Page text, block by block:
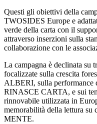
Questi gli obiettivi della
TWOSIDES Europe e
verde della carta con il
attraverso inserzioni sulla
collaborazione con le
La campagna è declinata su
focalizzate sulla crescita
ALBERI, sulla
RINASCE CARTA, e sui
rinnovabile utilizzata in
memorabilità della lettura
MENTE.